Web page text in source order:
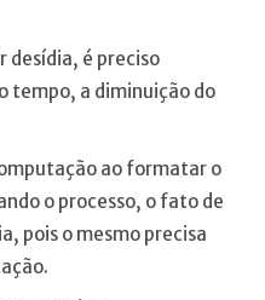
desídia, é preciso
tempo, a diminuição do
ao formatar o
o processo, o fato de
pois o mesmo precisa